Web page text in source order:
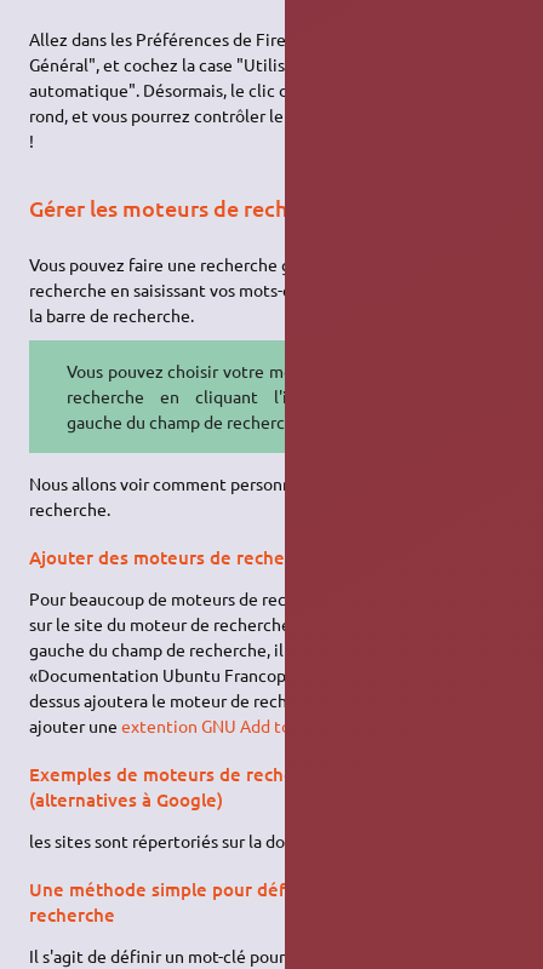
Allez dans les Préférences de Firefox, onglet "Avancé /
Général", et cochez la case "Utiliser le défilement
automatique". Désormais, le clic du milieu fera apparaître un
rond, et vous pourrez contrôler le défilement avec votre souris
!
Gérer les moteurs de recherche
Vous pouvez faire une recherche grâce à des moteurs de
recherche en saisissant vos mots-clés dans la barre d'adresse ou
la barre de recherche.
Vous pouvez choisir votre moteur de
recherche en cliquant l'icône à
gauche du champ de recherche.
Nous allons voir comment personnaliser les moteurs de
recherche.
Ajouter des moteurs de recherche
Pour beaucoup de moteurs de recherche, il suffit de se rendre
sur le site du moteur de recherche. En cliquant sur l'icône à
gauche du champ de recherche, il apparaît "Ajouter
«Documentation Ubuntu Francophone»" par exemple. Cliquer
dessus ajoutera le moteur de recherche ! vous pouvez aussi
ajouter uneextention GNU Add to Search Bar
Exemples de moteurs de recherche généraux
(alternatives à Google)
les sites sont répertoriés sur la doc
Une méthode simple pour définir ses moteurs de
recherche
Il s'agit de définir un mot-clé pour un marque-page :